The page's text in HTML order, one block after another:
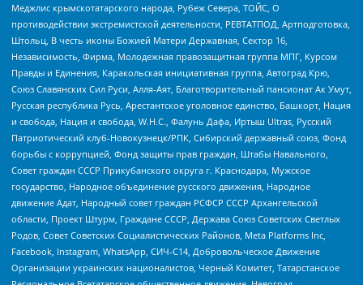
Меджлис крымскотатарского народа, Рубеж Севера, ТОЙС, О
противодействии экстремистской деятельности, РЕВТАТПОД, Артподготовка,
Штольц, В честь иконы Божией Матери Державная, Сектор 16,
Независимость, Фирма, Молодежная правозащитная группа МПГ, Курсом
Правды и Единения, Каракольская инициативная группа, Автоград Крю,
Союз Славянских Сил Руси, Алля-Аят, Благотворительный пансионат Ак Умут,
Русская республика Русь, Арестантское уголовное единство, Башкорт, Нация
и свобода, Нация и свобода, W.H.С., Фалунь Дафа, Иртыш Ultras, Русский
Патриотический клуб-Новокузнецк/РПК, Сибирский державный союз, Фонд
борьбы с коррупцией, Фонд защиты прав граждан, Штабы Навального,
Совет граждан СССР Прикубанского округа г. Краснодара, Мужское
государство, Народное объединение русского движения, Народное
движение Адат, Народный совет граждан РСФСР СССР Архангельской
области, Проект Штурм, Граждане СССР, Держава Союз Советских Светлых
Родов, Совет Советских Социалистических Районов, Meta Platforms Inc,
Facebook, Instagram, WhatsApp, СИЧ-С14, Добровольческое Движение
Организации украинских националистов, Черный Комитет, Татарстанское